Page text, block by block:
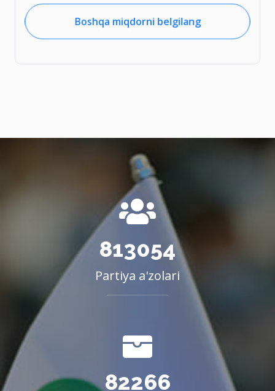
Boshqa miqdorni belgilang
813054
Partiya a'zolari
82266